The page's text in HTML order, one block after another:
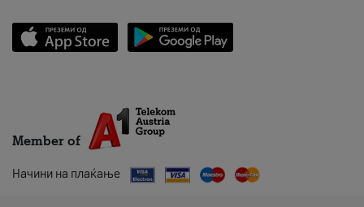
Member of
Начини на плаќање